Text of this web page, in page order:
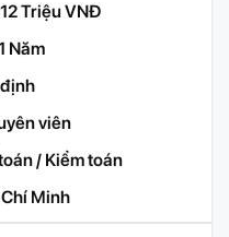
Triệu VNĐ
Năm
viên
/ Kiểm toán
Minh